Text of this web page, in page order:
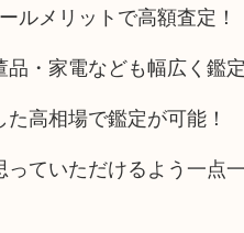
ルメリットで高額査定！
・家電なども幅広く鑑
高相場で鑑定が可能！
ていただけるよう一点